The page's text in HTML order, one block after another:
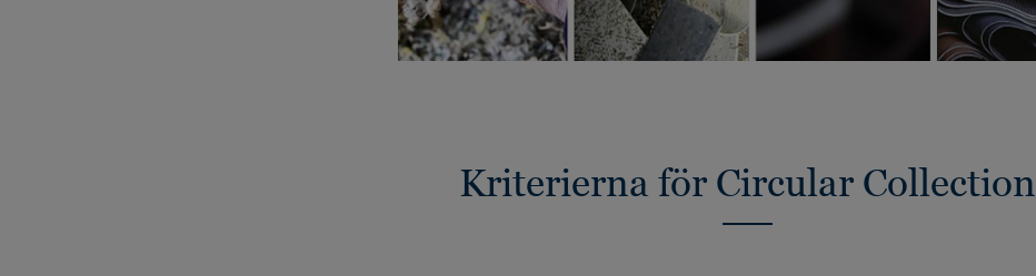
Kriterierna för Circular Collection